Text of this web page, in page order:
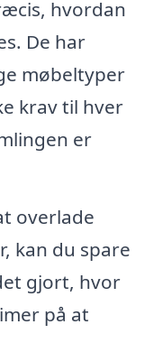
hvordan
De har
møbeltyper
krav til hver
er
overlade
kan du spare
gjort, hvor
på at